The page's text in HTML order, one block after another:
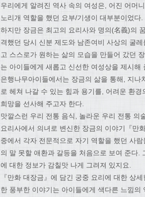
우리에게 알려진 역사 속의 여성은, 어진 어머
노리개 역할을 했던 요부/기생이 대부분이었다.
하지만 장금은 최고의 요리사와 명의(名義)의
격했던 당시 신분 제도와 남존여비 사상의 굴
고 스스로가 원하는 삶의 모습을 만들어 갔던
는 아이들에게 새롭고 신선한 여성상을 제시해
은행나무아이들에서는 장금의 삶을 통해, 지
로 헤쳐 나갈 수 있는 힘과 용기를, 어려운 환
희망을 선사해 주고자 한다.
맛깔스런 우리 전통 음식, 놀라운 우리 전통 의
요리사에서 의녀로 변신한 장금의 이야기『만
중에서 각자 전문적으로 자기 역할을 했던 사
의 말 못할 애환과 갈등을 처음으로 보여 준다.
에 대한 정보가 감칠맛 나게 그려져 있지요.
『만화 대장금』에 담긴 궁중 요리에 대한 상
한 풍부한 이야기는 아이들에게 색다른 느낌의